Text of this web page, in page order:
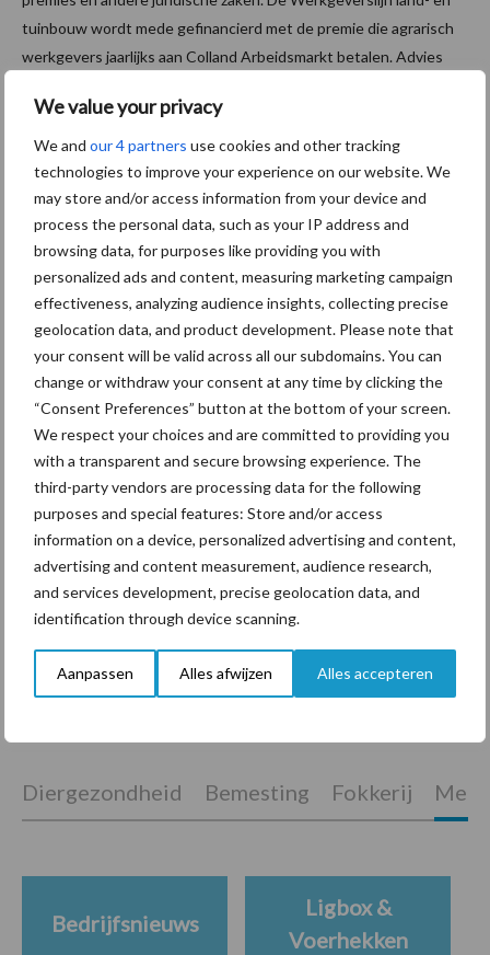
We value your privacy
We and our 4 partners use cookies and other tracking
technologies to improve your experience on our website. We
may store and/or access information from your device and
process the personal data, such as your IP address and
browsing data, for purposes like providing you with
personalized ads and content, measuring marketing campaign
effectiveness, analyzing audience insights, collecting precise
geolocation data, and product development. Please note that
your consent will be valid across all our subdomains. You can
change or withdraw your consent at any time by clicking the
“Consent Preferences” button at the bottom of your screen.
We respect your choices and are committed to providing you
with a transparent and secure browsing experience. The
third-party vendors are processing data for the following
purposes and special features: Store and/or access
information on a device, personalized advertising and content,
advertising and content measurement, audience research,
and services development, precise geolocation data, and
identification through device scanning.
Aanpassen Alles afwijzen Alles accepteren
tuinbouw wordt mede gefinancierd met de premie die agrarisch
werkgevers jaarlijks aan Colland Arbeidsmarkt betalen. Advies
werkgever kosteloos te gebruiken.
LTO Nederland
Aanbevolen voor jou!
ForFarmers ziet volume en
marktaandeel groeien in
krimpende Nederlandse
markt
Tien praktische tips voor
een langere levensduur
“Vraag naar praktische
hygieneoplossingen is in
Polen groter dan ooit”
Diergezondheid Bemesting Fokkerij
Bedrijfsnieuws
Ligbox &
Voerhekken